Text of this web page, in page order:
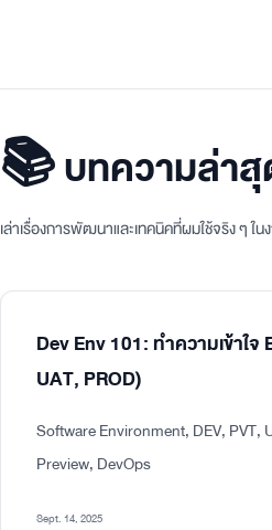
📚 บทความล่า
เล่าเรื่องการพัฒนาและเทคนิคที่ผมใช้จริง ๆ ใน
Dev Env 101: ทำความเข้าใ
UAT, PROD)
Software Environment, DEV,
Preview, DevOps
Sept. 14, 2025